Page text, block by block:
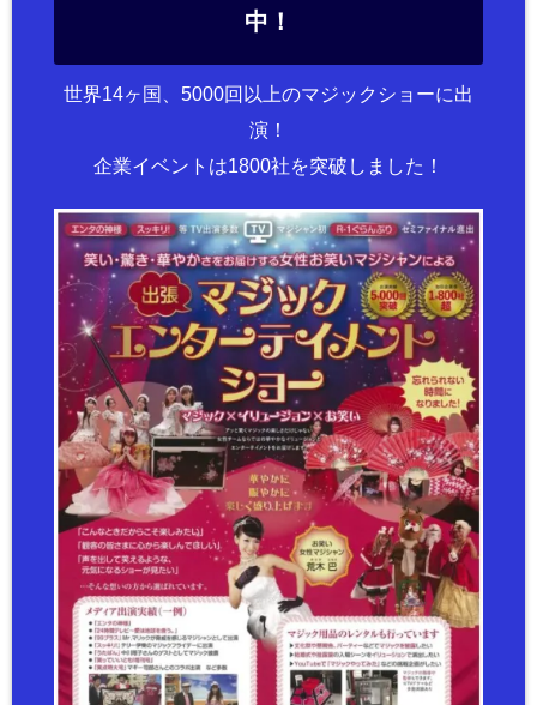
中！
世界14ヶ国、5000回以上のマジックショーに出
演！
企業イベントは1800社を突破しました！